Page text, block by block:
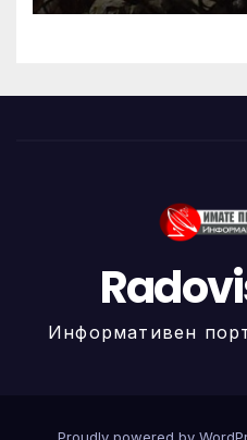
Информативен
Proudly powered by